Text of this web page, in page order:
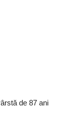
de 87 ani